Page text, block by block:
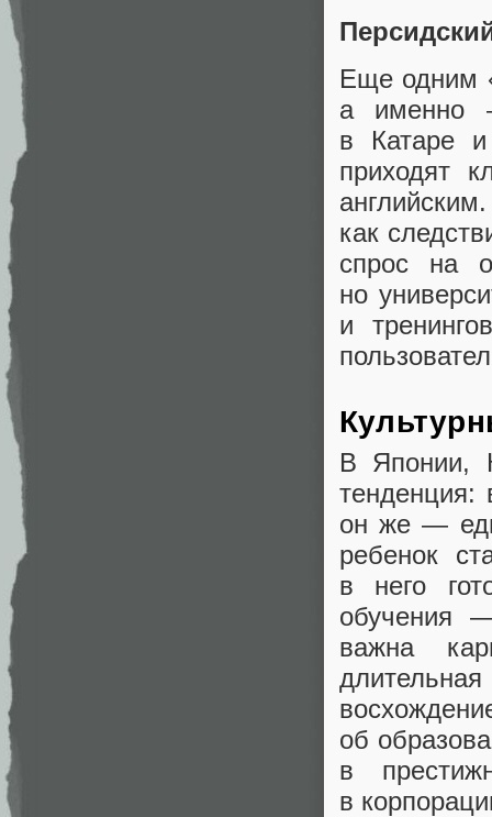
Еще одним
а именно
в Катаре
приходят
как
спрос на
но
и
В Японии,
он же —
ребенок
в него
обучения
важна
об
в
в